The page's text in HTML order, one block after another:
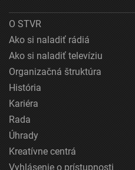
O STVR
Ako si naladiť rádiá
Ako si naladiť televíziu
Organizačná štruktúra
História
Kariéra
Rada
Úhrady
Kreatívne centrá
Vyhlásenie o prístupnosti